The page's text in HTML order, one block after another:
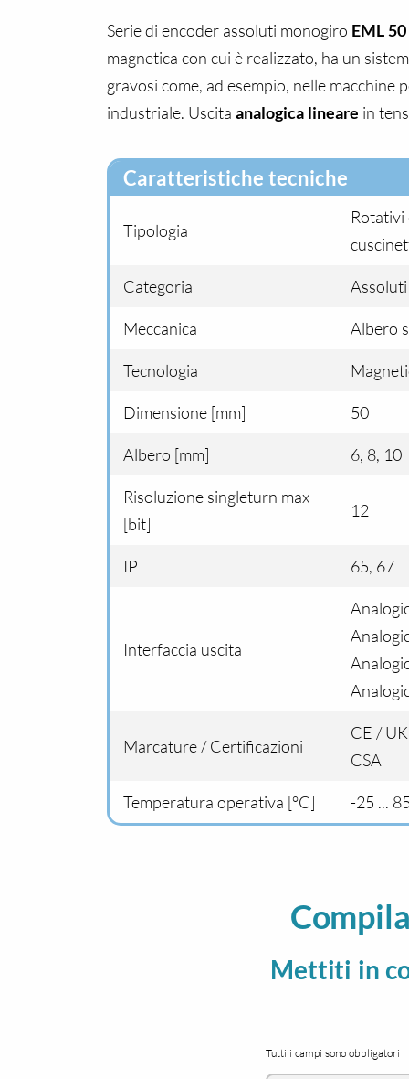
Serie di encoder assoluti monogiro EML 50
magnetica con cui è realizzato, ha un
gravosi come, ad esempio, nelle macchine
industriale. Uscita analogica lineare in
Caratteristiche tecniche
Tipologia
Rotativi
Categoria
Meccanica Albero
Tecnologia
Dimensione [mm] 50
Albero [mm] 6, 8, 10
Risoluzione singleturn max
[bit]
12
IP 65, 67
Interfaccia uscita
Marcature / Certificazioni
CE /
CSA
Temperatura operativa [°C] -25 ...
Mettiti in
Tutti i campi sono obbligatori